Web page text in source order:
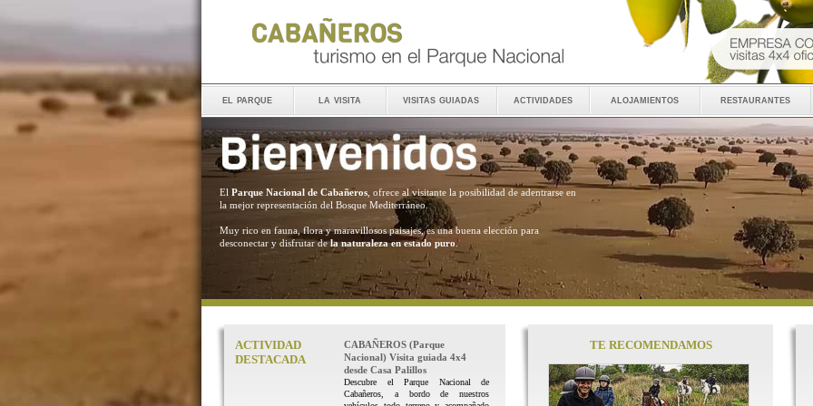
el parque la visita visitas guiadas actividades alojamientos restaurantes
El Parque Nacional de Cabañeros , ofrece al visitante la posibilidad de adentrarse en
la mejor representación del Bosque Mediterráneo.
Muy rico en fauna, flora y maravillosos paisajes, es una buena elección para
desconectar y disfrutar dela naturaleza en estado puro .
ACTIVIDAD
DESTACADA
CABAÑEROS (Parque
Nacional) Visita guiada 4x4
desde Casa Palillos
Descubre el Parque Nacional de
Cabañeros, a bordo de nuestros
TE RECOMENDAMOS